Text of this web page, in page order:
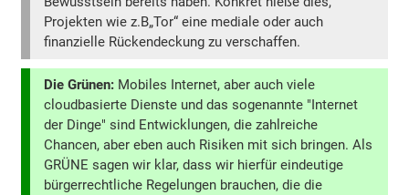
Projekten wie z.B„Tor“ eine mediale oder auch
finanzielle Rückendeckung zu verschaffen.
Die Grünen: Mobiles Internet, aber auch viele
cloudbasierte Dienste und das sogenannte "Internet
der Dinge" sind Entwicklungen, die zahlreiche
Chancen, aber eben auch Risiken mit sich bringen. Als
GRÜNE sagen wir klar, dass wir hierfür eindeutige
bürgerrechtliche Regelungen brauchen, die die